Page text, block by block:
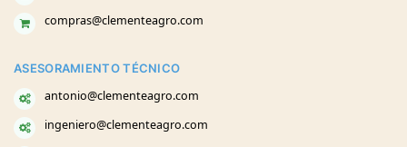
compras@clementeagro.com
ASESORAMIENTO TÉCNICO
antonio@clementeagro.com
ingeniero@clementeagro.com